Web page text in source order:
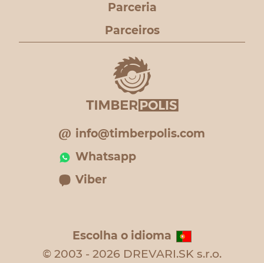
Parceria
Parceiros
info@timberpolis.com
Whatsapp
Viber
Escolha o idioma
© 2003 - 2026 DREVARI.SK s.r.o.